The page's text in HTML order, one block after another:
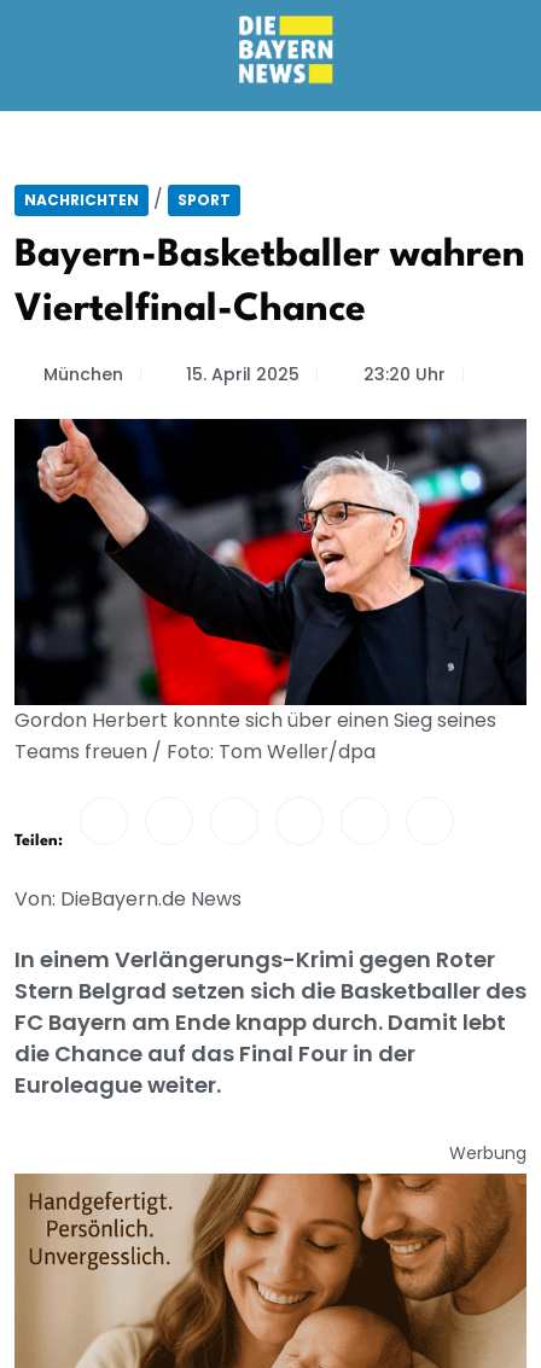
NACHRICHTEN / SPORT
Bayern-Basketballer wahren
Viertelfinal-Chance
München 15. April 2025 23:20 Uhr
Gordon Herbert konnte sich über einen Sieg seines
Teams freuen / Foto: Tom Weller/dpa
Teilen:
Von: DieBayern.de News
In einem Verlängerungs-Krimi gegen Roter
Stern Belgrad setzen sich die Basketballer des
FC Bayern am Ende knapp durch. Damit lebt
die Chance auf das Final Four in der
Euroleague weiter.
Werbung